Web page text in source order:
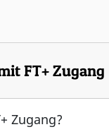
FT+ Zugang
Zugang?